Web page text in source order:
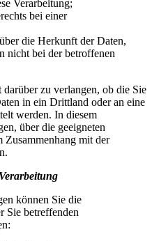
Verarbeitung;
bei einer
die Herkunft der Daten,
nicht bei der betroffenen
zu verlangen, ob die Sie
in ein Drittland oder an eine
werden. In diesem
über die geeigneten
mit der
können Sie die
Sie betreffenden